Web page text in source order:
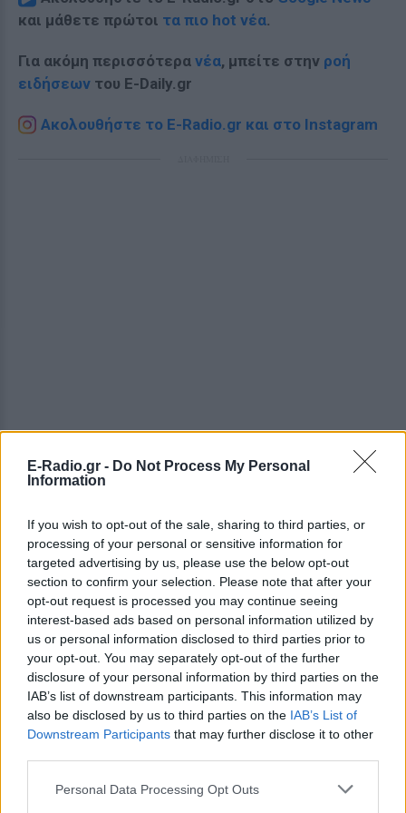
E-Radio.gr - Do Not Process My Personal
Information
If you wish to opt-out of the sale, sharing to third parties, or
processing of your personal or sensitive information for
targeted advertising by us, please use the below opt-out
section to confirm your selection. Please note that after your
opt-out request is processed you may continue seeing
interest-based ads based on personal information utilized by
us or personal information disclosed to third parties prior to
your opt-out. You may separately opt-out of the further
disclosure of your personal information by third parties on the
IAB’s list of downstream participants. This information may
also be disclosed by us to third parties on the IAB’s List of
Downstream Participants that may further disclose it to other
Personal Data Processing Opt Outs
και μάθετε πρώτοι τα πιο hot νέα.
Για ακόμη περισσότερα νέα, μπείτε στην ροή
ειδήσεων του E-Daily.gr
Ακολουθήστε το E-Radio.gr και στο Instagram
ΔΕΙΤΕ ΕΠΙΣΗΣ
ΣΤΗΝ ΙΔΙΑ ΚΑΤΗΓΟΡΙΑ
Τροχαίο στις Σέρρες: «Έχασα τη
γυναίκα και το παιδί μου, τα
έχασα όλα» ‑ Ο πόνος του
πατέρα
ΣΉΜΕΡΑ
Μητέρα 43 ετών και ο 21χρονος γιος της